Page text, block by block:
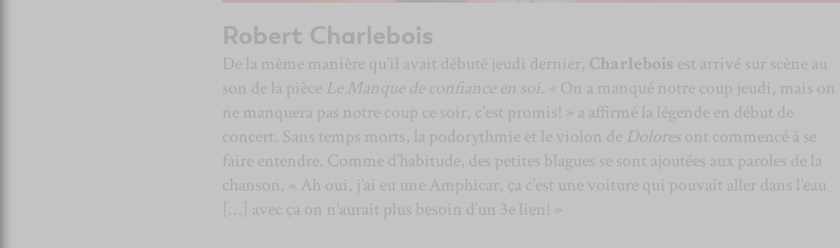
Robert Charlebois
De la même manière qu’il avait débuté jeudi dernier, Charlebois est arrivé sur scène au
son de la pièce Le Manque de confiance en soi. « On a manqué notre coup jeudi, mais on
ne manquera pas notre coup ce soir, c’est promis! » a affirmé la légende en début de
concert. Sans temps morts, la podorythmie et le violon de Doloresont commencé à se
faire entendre. Comme d’habitude, des petites blagues se sont ajoutées aux paroles de la
chanson. « Ah oui, j’ai eu une Amphicar, ça c’est une voiture qui pouvait aller dans l’eau
[…] avec ça on n’aurait plus besoin d’un 3e lien! »